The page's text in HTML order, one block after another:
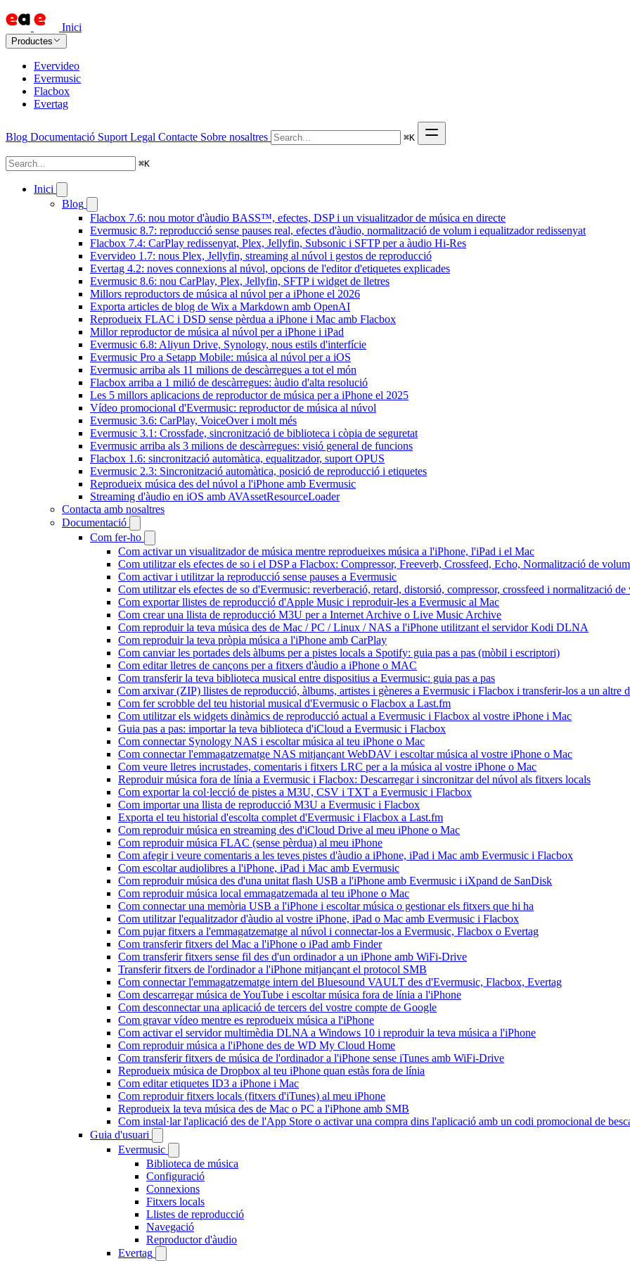
Inici
Productes
Evervideo
Evermusic
Flacbox
Evertag
Blog Documentació Suport Legal Contacte Sobre nosaltres ⌘K
⌘K
Inici
Blog
Flacbox 7.6: nou motor d'àudio BASS™, efectes, DSP i un visualitzador de música en directe
Evermusic 8.7: reproducció sense pauses real, efectes d'àudio, normalització de volum i equalitzador redissenyat
Flacbox 7.4: CarPlay redissenyat, Plex, Jellyfin, Subsonic i SFTP per a àudio Hi-Res
Evervideo 1.7: nous Plex, Jellyfin, streaming al núvol i gestos de reproducció
Evertag 4.2: noves connexions al núvol, opcions de l'editor d'etiquetes explicades
Evermusic 8.6: nou CarPlay, Plex, Jellyfin, SFTP i widget de lletres
Millors reproductors de música al núvol per a iPhone el 2026
Exporta articles de blog de Wix a Markdown amb OpenAI
Reprodueix FLAC i DSD sense pèrdua a iPhone i Mac amb Flacbox
Millor reproductor de música al núvol per a iPhone i iPad
Evermusic 6.8: Aliyun Drive, Synology, nous estils d'interfície
Evermusic Pro a Setapp Mobile: música al núvol per a iOS
Evermusic arriba als 11 milions de descàrregues a tot el món
Flacbox arriba a 1 milió de descàrregues: àudio d'alta resolució
Les 5 millors aplicacions de reproductor de música per a iPhone el 2025
Vídeo promocional d'Evermusic: reproductor de música al núvol
Evermusic 3.6: CarPlay, VoiceOver i molt més
Evermusic 3.1: Crossfade, sincronització de biblioteca i còpia de seguretat
Evermusic arriba als 3 milions de descàrregues: visió general de funcions
Flacbox 1.6: sincronització automàtica, equalitzador, suport OPUS
Evermusic 2.3: Sincronització automàtica, posició de reproducció i etiquetes
Reprodueix música des del núvol a l'iPhone amb Evermusic
Streaming d'àudio en iOS amb AVAssetResourceLoader
Contacta amb nosaltres
Documentació
Com fer-ho
Com activar un visualitzador de música mentre reprodueixes música a l'iPhone, l'iPad i el Mac
Com utilitzar els efectes de so i el DSP a Flacbox: Compressor, Freeverb, Crossfeed, Echo, Normalització de
Com activar i utilitzar la reproducció sense pauses a Evermusic
Com utilitzar els efectes de so d'Evermusic: reverberació, retard, distorsió, compressor, crossfeed i normalització de
Com exportar llistes de reproducció d'Apple Music i reproduir-les a Evermusic al Mac
Com crear una llista de reproducció M3U per a Internet Archive o Live Music Archive
Com reproduir la teva música des de Mac / PC / Linux / NAS a l'iPhone utilitzant el servidor Kodi DLNA
Com reproduir la teva pròpia música a l'iPhone amb CarPlay
Com canviar les portades dels àlbums per a pistes locals a Spotify: guia pas a pas (mòbil i escriptori)
Com editar lletres de cançons per a fitxers d'àudio a iPhone o MAC
Com transferir la teva biblioteca musical entre dispositius a Evermusic: guia pas a pas
Com arxivar (ZIP) llistes de reproducció, àlbums, artistes i gèneres a Evermusic i Flacbox i transferir-los a un altre
Com fer scrobble del teu historial musical d'Evermusic o Flacbox a Last.fm
Com utilitzar els widgets dinàmics de reproducció actual a Evermusic i Flacbox al vostre iPhone i Mac
Guia pas a pas: importar la teva biblioteca d'iCloud a Evermusic i Flacbox
Com connectar Synology NAS i escoltar música al teu iPhone o Mac
Com connectar l'emmagatzematge NAS mitjançant WebDAV i escoltar música al vostre iPhone o Mac
Com veure lletres incrustades, comentaris i fitxers LRC per a la música al vostre iPhone o Mac
Reproduir música fora de línia a Evermusic i Flacbox: Descarregar i sincronitzar del núvol als fitxers locals
Com exportar la col·lecció de pistes a M3U, CSV i TXT a Evermusic i Flacbox
Com importar una llista de reproducció M3U a Evermusic i Flacbox
Exporta el teu historial d'escolta complet d'Evermusic i Flacbox a Last.fm
Com reproduir música en streaming des d'iCloud Drive al meu iPhone o Mac
Com reproduir música FLAC (sense pèrdua) al meu iPhone
Com afegir i veure comentaris a les teves pistes d'àudio a iPhone, iPad i Mac amb Evermusic i Flacbox
Com escoltar audiolibres a l'iPhone, iPad i Mac amb Evermusic
Com reproduir música des d'una unitat flash USB a l'iPhone amb Evermusic i iXpand de SanDisk
Com reproduir música local emmagatzemada al teu iPhone o Mac
Com connectar una memòria USB a l'iPhone i escoltar música o gestionar els fitxers que hi ha
Com utilitzar l'equalitzador d'àudio al vostre iPhone, iPad o Mac amb Evermusic i Flacbox
Com pujar fitxers a l'emmagatzematge al núvol i connectar-los a Evermusic, Flacbox o Evertag
Com transferir fitxers del Mac a l'iPhone o iPad amb Finder
Com transferir fitxers sense fil des d'un ordinador a un iPhone amb WiFi-Drive
Transferir fitxers de l'ordinador a l'iPhone mitjançant el protocol SMB
Com connectar l'emmagatzematge intern del Bluesound VAULT des d'Evermusic, Flacbox, Evertag
Com descarregar música de YouTube i escoltar música fora de línia a l'iPhone
Com desconnectar una aplicació de tercers del vostre compte de Google
Com gravar vídeo mentre es reprodueix música a l'iPhone
Com activar el servidor multimèdia DLNA a Windows 10 i reproduir la teva música a l'iPhone
Com reproduir música a l'iPhone des de WD My Cloud Home
Com transferir fitxers de música de l'ordinador a l'iPhone sense iTunes amb WiFi-Drive
Reprodueix música de Dropbox al teu iPhone quan estàs fora de línia
Com editar etiquetes ID3 a iPhone i Mac
Com reproduir fitxers locals (fitxers d'iTunes) al meu iPhone
Reprodueix la teva música des de Mac o PC a l'iPhone amb SMB
Com instal·lar l'aplicació des de l'App Store o activar una compra dins l'aplicació amb un codi promocional de
Guia d'usuari
Evermusic
Biblioteca de música
Configuració
Connexions
Fitxers locals
Llistes de reproducció
Navegació
Reproductor d'àudio
Evertag